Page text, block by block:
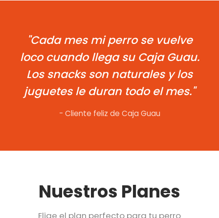
"Cada mes mi perro se vuelve
loco cuando llega su Caja Guau.
Los snacks son naturales y los
juguetes le duran todo el mes."
- Cliente feliz de Caja Guau
Nuestros Planes
Elige el plan perfecto para tu perro